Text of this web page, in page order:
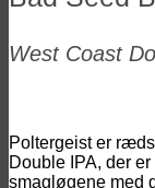
West Coast
Poltergeist er
Double IPA, der
smagløgene med